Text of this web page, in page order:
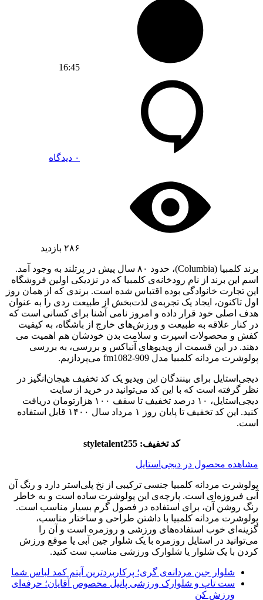
16:45
۰ دیدگاه
۲۸۶ بازدید
برند کلمبیا (Columbia)، حدود ۸۰ سال پیش در پرتلند به وجود آمد.
اسم این برند از نام رودخانه‌ی کلمبیا که در نزدیکی اولین فروشگاه
این تجارت خانوادگی بوده اقتباس شده است. برندی که از همان روز
اول تاکنون، ایجاد یک تجربه‌ی لذت‌بخش از طبیعت ‌ردی را به عنوان
هدف اصلی خود قرار داده و امروز نامی آشنا برای کسانی است که
در کنار علاقه به طبیعت و ورزش‌های خارج از باشگاه، به کیفیت
کفش و محصولات اسپرت و سلامت بدن خودشان هم اهمیت می
دهند. در این قسمت از ویدیوهای آنباکس و بررسی، به بررسی
پولوشرت مردانه کلمبیا مدل fm1082-909 می‌پردازیم.
دیجی‌استایل برای بینندگان این ویدیو یک کد تخفیف هیجان‌انگیز در
نظر گرفته است که با این کد می‌توانید در خرید از سایت
دیجی‌استایل، ۱۰ درصد تخفیف تا سقف ۱۰۰ هزارتومان دریافت
کنید. این کد تخفیف تا پایان روز ۱ مرداد سال ۱۴۰۰ قابل استفاده
است.
کد تخفیف: styletalent255
مشاهده محصول در دیجی‌استایل
پولوشرت مردانه کلمبیا جنسی ترکیبی از نخ پلی‌استر دارد و رنگ آن
آبی فیروزه‌ای است. پارچه‌ی این پولوشرت ساده است و به خاطر
رنگ روشن آن، برای استفاده در فصول گرم بسیار مناسب است.
پولوشرت مردانه کلمبیا با داشتن طراحی و ساختار مناسب،
گزینه‌ای خوب استفاده‌‌های ورزشی و روزمره است و آن را
می‌توانید در استایل روزمره با یک شلوار جین آبی یا موقع ورزش
کردن با یک شلوار یا شلوارک ورزشی مناسب ست کنید.
شلوار جین مردانه‌ی گری؛ پرکاربردترین آیتم کمد لباس شما
ست تاپ و شلوارک ورزشی پانیل مخصوص آقایان؛ حرفه‌ای
ورزش کن